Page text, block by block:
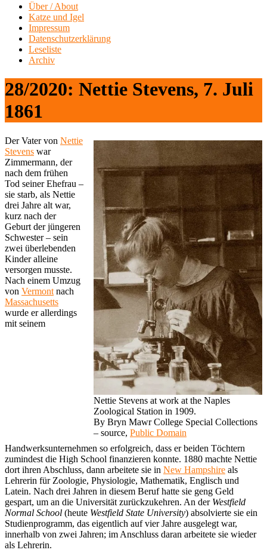
Über / About
Katze und Igel
Impressum
Datenschutzerklärung
Leseliste
Archiv
28/2020: Nettie Stevens, 7. Juli
1861
Nettie Stevens at work at the Naples
Zoological Station in 1909.
By Bryn Mawr College Special Collections
– source, Public Domain
Der Vater von Nettie
Stevens war
Zimmermann, der
nach dem frühen
Tod seiner Ehefrau –
sie starb, als Nettie
drei Jahre alt war,
kurz nach der
Geburt der jüngeren
Schwester – sein
zwei überlebenden
Kinder alleine
versorgen musste.
Nach einem Umzug
von Vermont nach
Massachusetts
wurde er allerdings
mit seinem
Handwerksunternehmen so erfolgreich, dass er beiden Töchtern
zumindest die High School finanzieren konnte. 1880 machte Nettie
dort ihren Abschluss, dann arbeitete sie in New Hampshire als
Lehrerin für Zoologie, Physiologie, Mathematik, Englisch und
Latein. Nach drei Jahren in diesem Beruf hatte sie geng Geld
gespart, um an die Universität zurückzukehren. An der Westfield
Normal School (heute Westfield State University) absolvierte sie ein
Studienprogramm, das eigentlich auf vier Jahre ausgelegt war,
innerhalb von zwei Jahren; im Anschluss daran arbeitete sie wieder
als Lehrerin.